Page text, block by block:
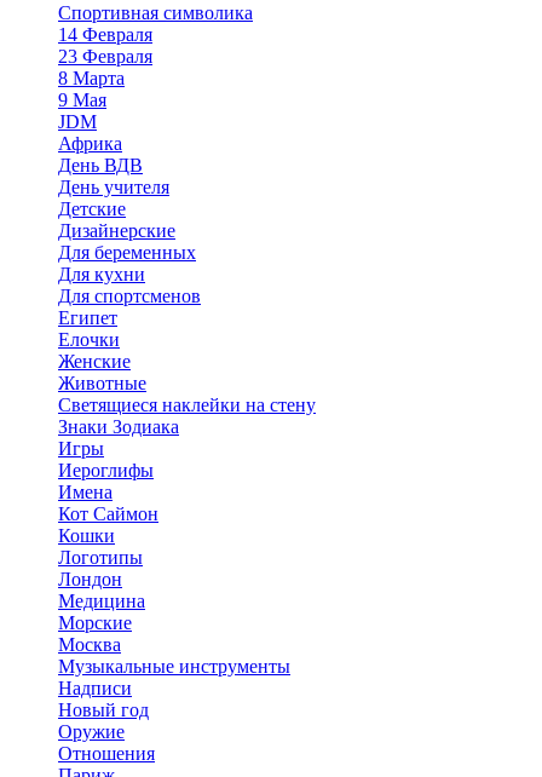
Спортивная символика
14 Февраля
23 Февраля
8 Марта
9 Мая
JDM
Африка
День ВДВ
День учителя
Детские
Дизайнерские
Для беременных
Для кухни
Для спортсменов
Египет
Елочки
Женские
Животные
Светящиеся наклейки на стену
Знаки Зодиака
Игры
Иероглифы
Имена
Кот Саймон
Кошки
Логотипы
Лондон
Медицина
Морские
Москва
Музыкальные инструменты
Надписи
Новый год
Оружие
Отношения